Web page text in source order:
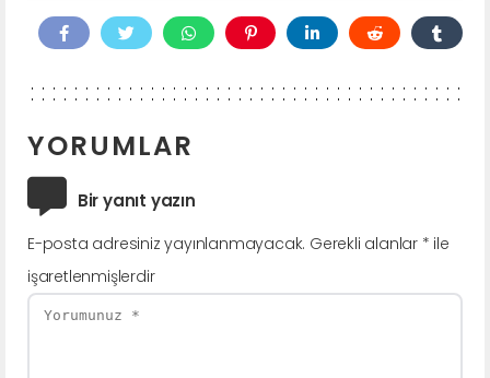
YORUMLAR
Bir yanıt yazın
E-posta adresiniz yayınlanmayacak. Gerekli alanlar * ile
işaretlenmişlerdir